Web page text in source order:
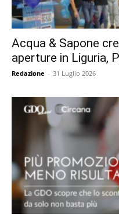
Acqua & Sapone
aperture in Liguria,
Redazione - 31 Luglio 2026